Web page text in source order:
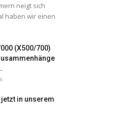
neigt sich
haben wir einen
(X500/700)
jetzt in unserem